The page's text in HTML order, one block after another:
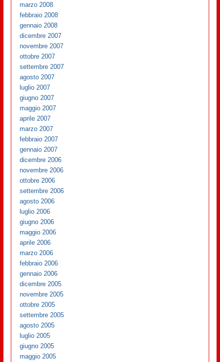
marzo 2008
febbraio 2008
gennaio 2008
dicembre 2007
novembre 2007
ottobre 2007
settembre 2007
agosto 2007
luglio 2007
giugno 2007
maggio 2007
aprile 2007
marzo 2007
febbraio 2007
gennaio 2007
dicembre 2006
novembre 2006
ottobre 2006
settembre 2006
agosto 2006
luglio 2006
giugno 2006
maggio 2006
aprile 2006
marzo 2006
febbraio 2006
gennaio 2006
dicembre 2005
novembre 2005
ottobre 2005
settembre 2005
agosto 2005
luglio 2005
giugno 2005
maggio 2005